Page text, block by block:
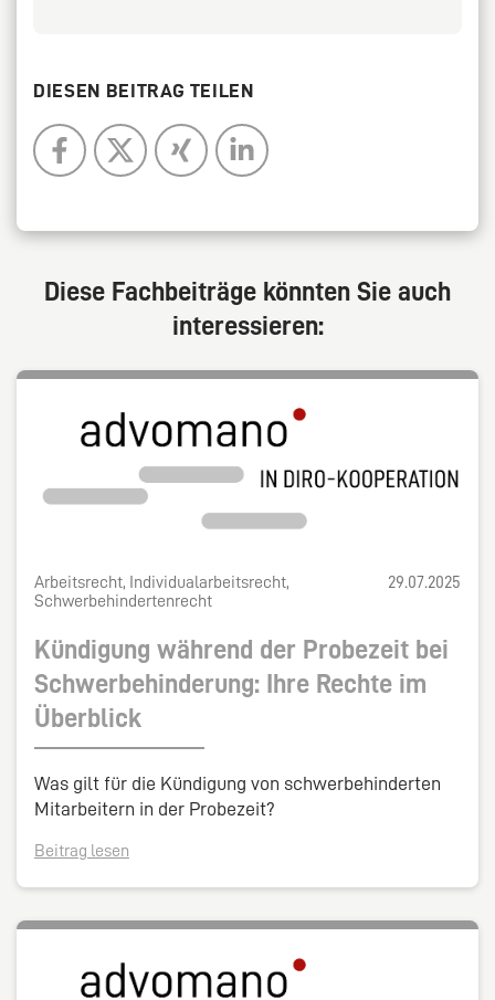
DIESEN BEITRAG TEILEN
Diese Fachbeiträge könnten Sie auch
interessieren:
Arbeitsrecht, Individualarbeitsrecht,
Schwerbehindertenrecht
29.07.2025
Kündigung während der Probezeit bei
Schwerbehinderung: Ihre Rechte im
Überblick
Was gilt für die Kündigung von schwerbehinderten
Mitarbeitern in der Probezeit?
Beitrag lesen